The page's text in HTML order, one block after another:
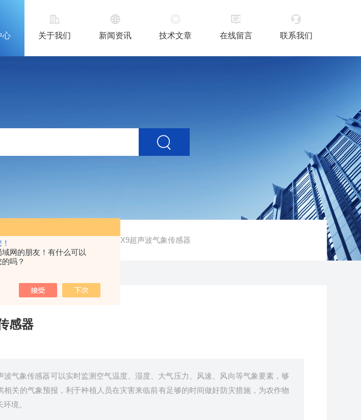
域网的朋友！有什么可以
吗？
心 关于我们 新闻资讯 技术文章 在线留言 联系我们
监测设备 / FT-WQX9超声波气象传感器
感器
波气象传感器可以实时监测空气温度、湿度、大气压力、风速、风向等气象要素，够
相关的气象预报，利于种植人员在灾害来临前有足够的时间做好防灾措施，为农作物
境。